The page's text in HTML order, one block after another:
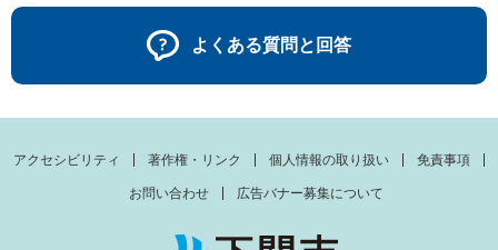
よくある質問と回答
アクセシビリティ 著作権・リンク 個人情報の取り扱い 免責事項
お問い合わせ 広告バナー募集について